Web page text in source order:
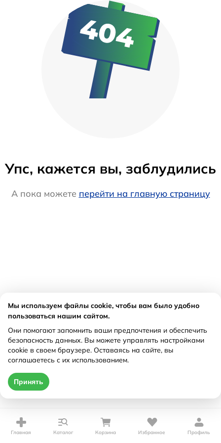
Упс, кажется вы, заблудились
А пока можете перейти на главную страницу
Главная Каталог Корзина Избранное Профиль
Мы используем файлы cookie, чтобы вам было удобно
пользоваться нашим сайтом.
Они помогают запомнить ваши предпочтения и обеспечить
безопасность данных. Вы можете управлять настройками
cookie в своем браузере. Оставаясь на сайте, вы
соглашаетесь с их использованием.
Принять